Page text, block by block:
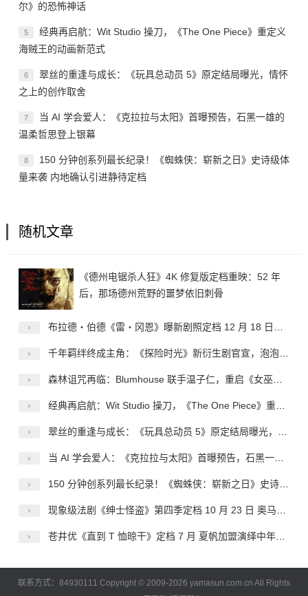
尔》的恐怖神话
5
经典再启航：Wit Studio 操刀，《The One Piece》重定义
海贼王的动画新范式
6
翠丝的重逢与成长：《玩具总动员 5》原定结局曝光，情怀
之上的创作取舍
7
当 AI 学会爱人：《克拉拉与太阳》首曝预告，石黑一雄的
温柔哲思登上银幕
8
150 分钟创系列最长纪录！《蜘蛛侠：崭新之日》史诗级体
量来袭 内地确认引进静待定档
随机文章
《德州电锯杀人狂》4K 修复版定档重映：52 年
后，那场德州荒野的噩梦依旧刺骨
布拉德・伯德《雷・冈恩》曝新剧照定档 12 月 18 日，复古赛博侦探登陆网飞
千年羁绊终成主角：《探险时光》新衍生剧官宣，泡泡糖与玛瑟琳开启专属冒险
森林诅咒再临：Blumhouse 联手温子仁，重启《女巫布莱尔》的恐怖神话
经典再启航：Wit Studio 操刀，《The One Piece》重定义海贼王的动画新范式
翠丝的重逢与成长：《玩具总动员 5》原定结局曝光，情怀之上的创作取舍
当 AI 学会爱人：《克拉拉与太阳》首曝预告，石黑一雄的温柔哲思登上银幕
150 分钟创系列最长纪录！《蜘蛛侠：崭新之日》史诗级体量来袭 内地确认引进静待定档
现象级法剧《绅士怪盗》第四季定档 10 月 23 日 奥马・希回归上演终极复仇终章
苍井优《直到 T 恤晾干》定档 7 月 夏帆加盟演绎中年婚姻秘事
联系方式：84930111 Copyright © 2009-2026 yamasun.com.cn All Rights